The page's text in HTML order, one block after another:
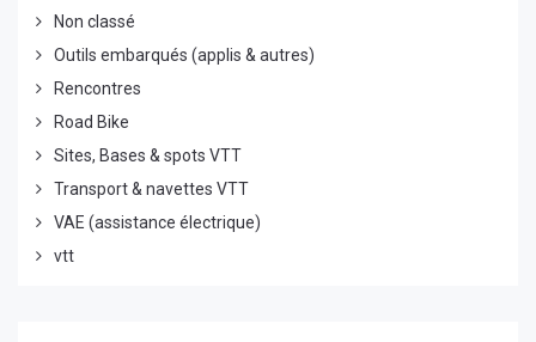
Non classé
Outils embarqués (applis & autres)
Rencontres
Road Bike
Sites, Bases & spots VTT
Transport & navettes VTT
VAE (assistance électrique)
vtt